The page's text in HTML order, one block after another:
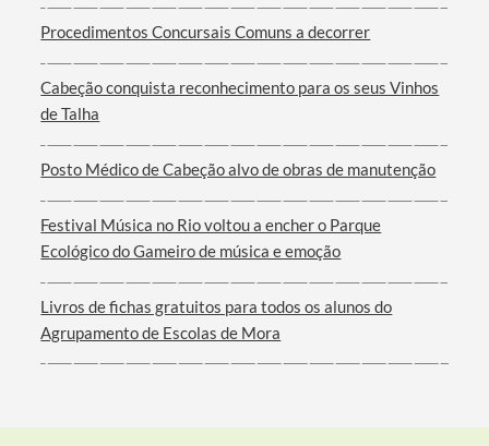
Categorias gerais
Filtros
Procedimentos Concursais Comuns a decorrer
Cabeção conquista reconhecimento para os seus Vinhos
de Talha
Posto Médico de Cabeção alvo de obras de manutenção
Festival Música no Rio voltou a encher o Parque
Ecológico do Gameiro de música e emoção
Livros de fichas gratuitos para todos os alunos do
Agrupamento de Escolas de Mora